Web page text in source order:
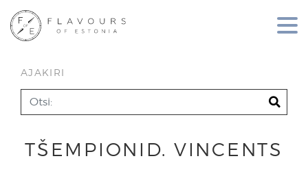
AJAKIRI
TŠEMPIONID. VINCENTS